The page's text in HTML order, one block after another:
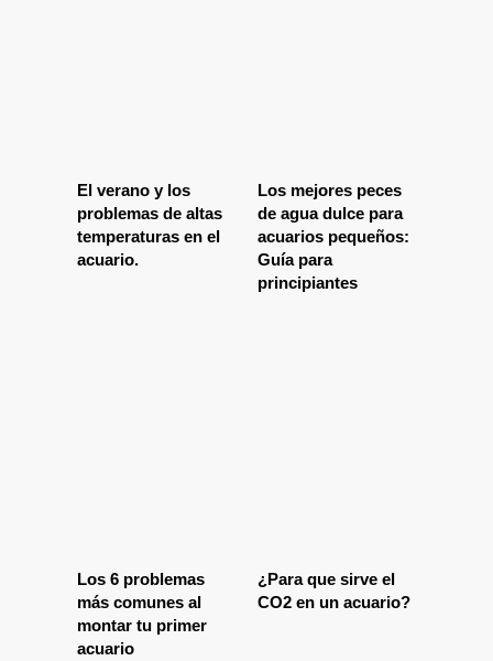
El verano y los
problemas de altas
temperaturas en el
acuario.
Los mejores peces
de agua dulce para
acuarios pequeños:
Guía para
principiantes
Los 6 problemas
más comunes al
montar tu primer
acuario
¿Para que sirve el
CO2 en un acuario?